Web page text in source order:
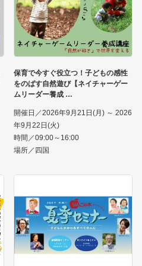
保育で今すぐ役立つ！子どもの感性
をのばす自然遊び【ネイチャーゲー
ムリーダー養成
開催日／2026年9月21日(月) ～ 2026
年9月22日(火)
時間／09:00～16:00
場所／四国